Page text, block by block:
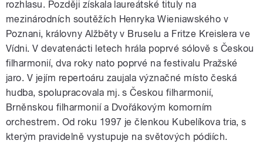
rozhlasu. Později získala laureátské tituly na
mezinárodních soutěžích Henryka Wieniawského v
Poznani, královny Alžběty v Bruselu a Fritze Kreislera ve
Vídni. V devatenácti letech hrála poprvé sólově s Českou
filharmonií, dva roky nato poprvé na festivalu Pražské
jaro. V jejím repertoáru zaujala význačné místo česká
hudba, spolupracovala mj. s Českou filharmonií,
Brněnskou filharmonií a Dvořákovým komorním
orchestrem. Od roku 1997 je členkou Kubelíkova tria, s
kterým pravidelně vystupuje na světových pódiích.